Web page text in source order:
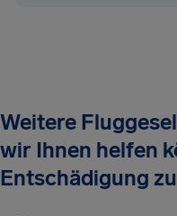
Weitere
wir Ihnen helfen
Entschädigung